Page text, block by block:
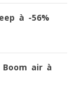
à -56%
Boom air à